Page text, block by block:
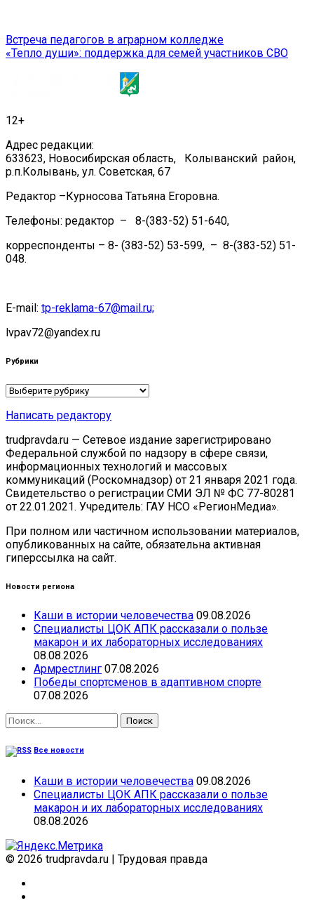
Навигация
по
Встреча педагогов в аграрном колледже
«Тепло души»: поддержка для семей участников СВО
12+
Адрес редакции:
633623, Новосибирская область, Колыванский район,
р.п.Колывань, ул. Советская, 67
Редактор –Курносова Татьяна Егоровна.
Телефоны: редактор – 8-(383-52) 51-640,
корреспонденты – 8- (383-52) 53-599, – 8-(383-52) 51-
048.
E-mail: tp-reklama-67@mail.ru;
lvpav72@yandex.ru
Рубрики
Рубрики
Написать редактору
trudpravda.ru — Сетевое издание зарегистрировано
Федеральной службой по надзору в сфере связи,
информационных технологий и массовых
коммуникаций (Роскомнадзор) от 21 января 2021 года.
Свидетельство о регистрации СМИ ЭЛ № ФС 77-80281
от 22.01.2021. Учредитель: ГАУ НСО «РегионМедиа».
При полном или частичном использовании материалов,
опубликованных на сайте, обязательна активная
гиперссылка на сайт.
Новости региона
Каши в истории человечества 09.08.2026
Специалисты ЦОК АПК рассказали о пользе
макарон и их лабораторных исследованиях
08.08.2026
Армрестлинг 07.08.2026
Победы спортсменов в адаптивном спорте
07.08.2026
Найти:
Все новости
Каши в истории человечества 09.08.2026
Специалисты ЦОК АПК рассказали о пользе
макарон и их лабораторных исследованиях
08.08.2026
© 2026 trudpravda.ru | Трудовая правда